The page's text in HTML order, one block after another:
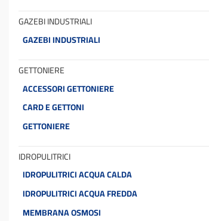
GAZEBI INDUSTRIALI
GAZEBI INDUSTRIALI
GETTONIERE
ACCESSORI GETTONIERE
CARD E GETTONI
GETTONIERE
IDROPULITRICI
IDROPULITRICI ACQUA CALDA
IDROPULITRICI ACQUA FREDDA
MEMBRANA OSMOSI